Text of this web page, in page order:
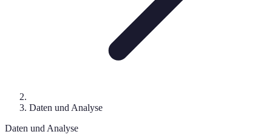
Daten und Analyse
Daten und Analyse